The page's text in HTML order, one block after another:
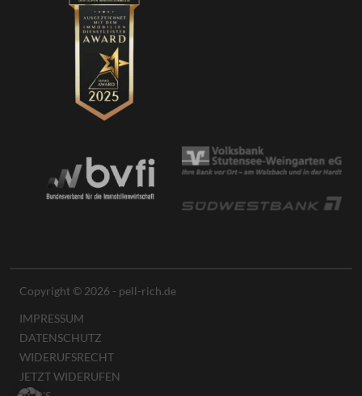
Copyright © 2026 - pell-rich.de
IMPRESSUM
DATENSCHUTZ
WIDERUFSRECHT
JETZT WIDERUFEN